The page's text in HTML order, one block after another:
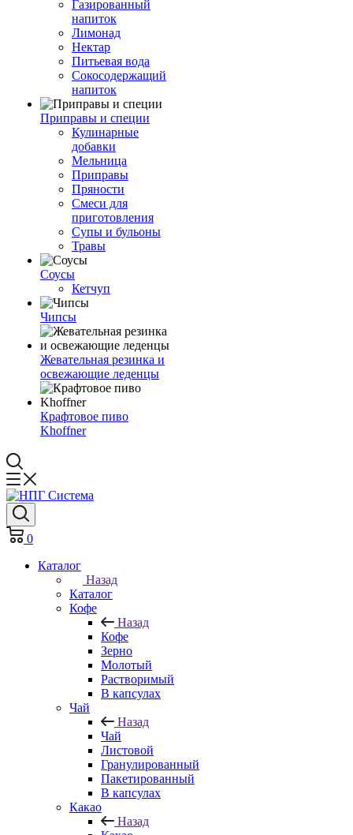
Газированный
напиток
Лимонад
Нектар
Питьевая вода
Сокосодержащий
напиток
Приправы и специи
Кулинарные
добавки
Мельница
Приправы
Пряности
Смеси для
приготовления
Супы и бульоны
Травы
Соусы
Кетчуп
Чипсы
Жевательная резинка и
освежающие леденцы
Крафтовое пиво
Khoffner
0
Каталог
Назад
Каталог
Кофе
Назад
Кофе
Зерно
Молотый
Растворимый
В капсулах
Чай
Назад
Чай
Листовой
Гранулированный
Пакетированный
В капсулах
Какао
Назад